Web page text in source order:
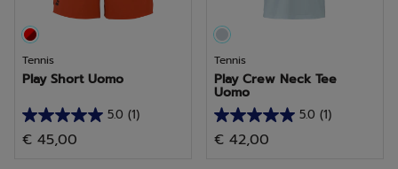
Tennis
Play Short Uomo
5.0 (1)
5.0
su
€ 45,00
Tennis
Play Crew Neck Tee
Uomo
5.0 (1)
5.0
su
€ 42,00